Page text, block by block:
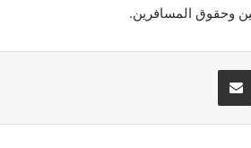
وحقوق المسافرين.
مشاركة عبر البريد